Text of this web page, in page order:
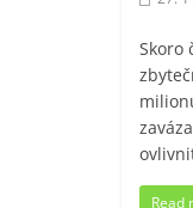
Skoro
Read